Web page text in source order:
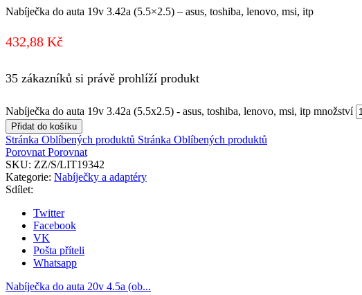
Nabíječka do auta 19v 3.42a (5.5×2.5) – asus, toshiba, lenovo, msi, itp
432,88 Kč
35 zákazníků si právě prohlíží produkt
Nabíječka do auta 19v 3.42a (5.5x2.5) - asus, toshiba, lenovo, msi, itp množství
Přidat do košíku
Stránka Oblíbených produktů Stránka Oblíbených produktů
Porovnat Porovnat
SKU: ZZ/S/LIT19342
Kategorie: Nabíječky a adaptéry
Sdílet:
Twitter
Facebook
VK
Pošta příteli
Whatsapp
Nabíječka do auta 20v 4.5a (ob...